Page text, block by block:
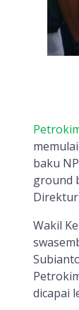
baku
ground
Wakil
dicapai